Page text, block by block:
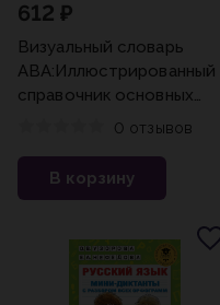
612 ₽
Визуальный словарь
АВА:Иллюстрированный
справочник основных
понятий прикладного
0 отзывов
В корзину